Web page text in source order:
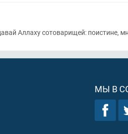
Аллаху сотоварищей: поистине,
МЫ В